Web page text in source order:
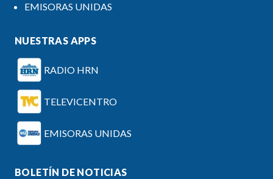
EMISORAS UNIDAS
NUESTRAS APPS
RADIO HRN
TELEVICENTRO
EMISORAS UNIDAS
BOLETÍN DE NOTICIAS